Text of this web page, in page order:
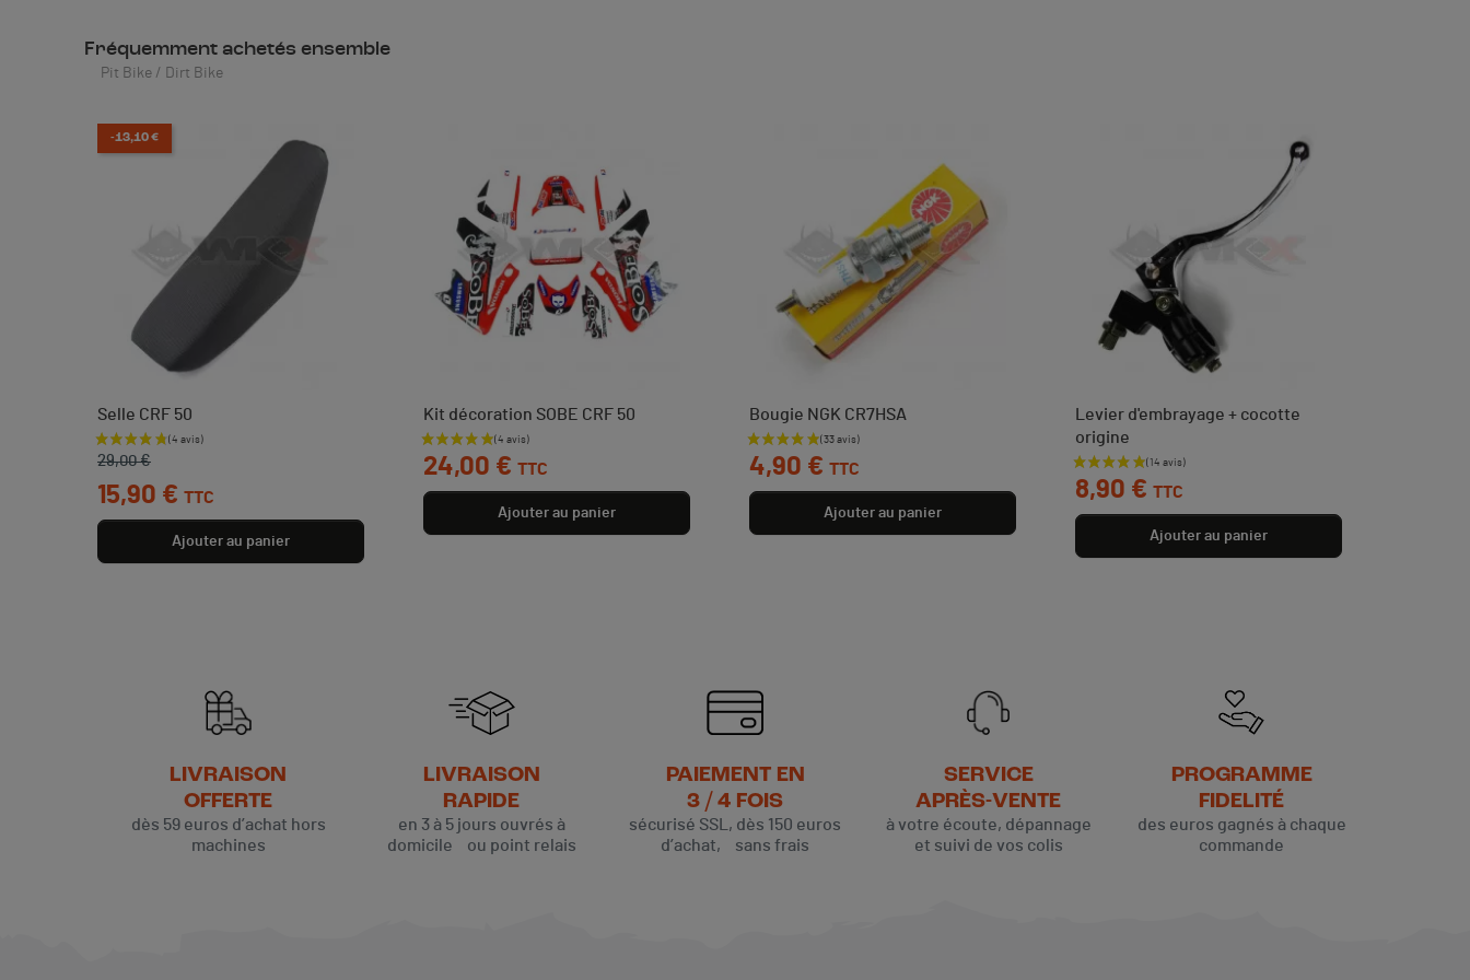
Fréquemment achetés ensemble
Pit Bike / Dirt Bike
-13,10 €
Selle CRF 50
Prix de base
29,00 €
Prix
15,90 € TTC
Ajouter au panier
Kit décoration SOBE CRF 50
Prix
24,00 € TTC
Ajouter au panier
Bougie NGK CR7HSA
Prix
4,90 € TTC
Ajouter au panier
Levier d'embrayage + cocotte
origine
Prix
8,90 € TTC
Ajouter au panier
LIVRAISON
OFFERTE
dès 59 euros d’achat hors
machines
LIVRAISON
RAPIDE
en 3 à 5 jours ouvrés à
domicile ou point relais
PAIEMENT EN
3 / 4 FOIS
sécurisé SSL, dès 150 euros
d’achat, sans frais
SERVICE
APRÈS-VENTE
à votre écoute, dépannage
et suivi de vos colis
PROGRAMME
FIDELITÉ
des euros gagnés à chaque
commande